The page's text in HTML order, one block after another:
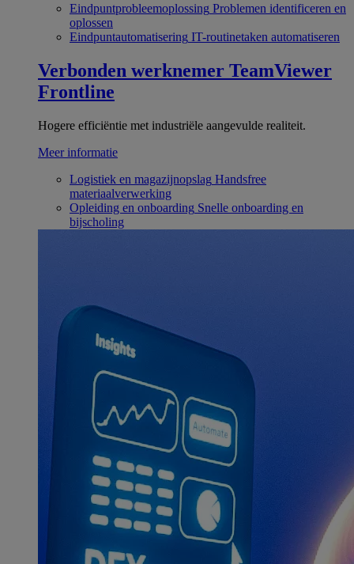
Eindpuntprobleemoplossing Problemen identificeren en
oplossen
Eindpuntautomatisering IT-routinetaken automatiseren
Verbonden werknemer TeamViewer
Frontline
Hogere efficiëntie met industriële aangevulde realiteit.
Meer informatie
Logistiek en magazijnopslag Handsfree
materiaalverwerking
Opleiding en onboarding Snelle onboarding en
bijscholing